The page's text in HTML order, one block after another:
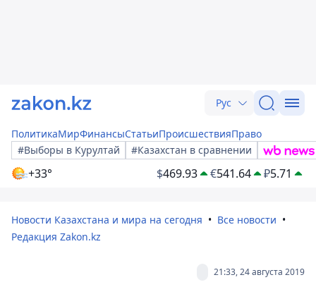
Рус
ПолитикаМирФинансыСтатьиПроисшествияПраво
#Выборы в Курултай
#Казахстан в сравнении
+33° $469.93 €541.64 ₽5.71
Новости Казахстана и мира на сегодня
Все новости
Редакция Zakon.kz
21:33, 24 августа 2019